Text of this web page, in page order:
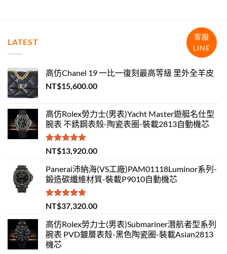
LATEST
高仿Chanel 19 一比一復刻最高等級 里外全羊皮
NT$15,600.00
高仿Rolex勞力士(男表)Yacht Master遊艇名仕型
腕表 不銹鋼表殼-陶瓷表圈-裝載2813自動機芯
評分5.00
滿分 5
NT$13,920.00
Panerai沛納海(VS工廠)PAM01118Luminor系列-
鍛造碳纖維材質-裝載P9010自動機芯
評分5.00
滿分 5
NT$37,320.00
高仿Rolex勞力士(男表)Submariner潛航者型系列
腕表 PVD鍍層表殼-黑色陶瓷圈-裝載Asian2813
機芯
客服
LINE